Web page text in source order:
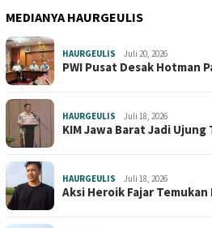
MEDIANYA HAURGEULIS
HAURGEULIS Juli 20, 2026
PWI Pusat Desak Hotman
HAURGEULIS Juli 18, 2026
KIM Jawa Barat Jadi
HAURGEULIS Juli 18, 2026
Aksi Heroik Fajar